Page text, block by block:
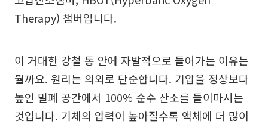
Therapy) 챔버입니다.
이 거대한 강철 통 안에 자발적으로 들어가는 이유는
뭘까요. 원리는 의외로 단순합니다. 기압을 정상보다
높인 밀폐 공간에서 100% 순수 산소를 들이마시는
것입니다. 기체의 압력이 높아질수록 액체에 더 많이